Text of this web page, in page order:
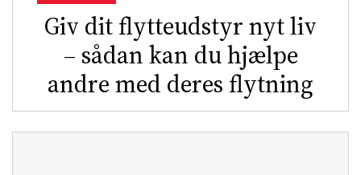
Giv dit flytteudstyr nyt liv
– sådan kan du hjælpe
andre med deres flytning